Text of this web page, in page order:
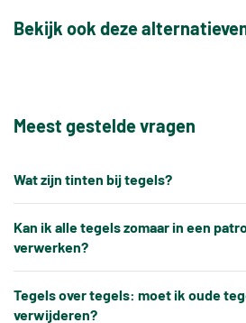
Bekijk ook deze
Meest gestelde vragen
Wat zijn tinten bij tegels?
een eigen tintnummer. Omdat
een natuurproduct zijn en onder
temperaturen worden gebakken,
een klein kleurverschil tussen
Kan ik alle tegels zomaar in een
verwerken?
gewenst patroon worden verwerkt.
Tegels over tegels: moet ik oude
verwijderen?